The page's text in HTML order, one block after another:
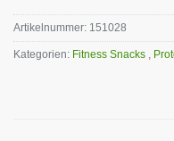
Artikelnummer: 151028
Kategorien: Fitness Snacks ,